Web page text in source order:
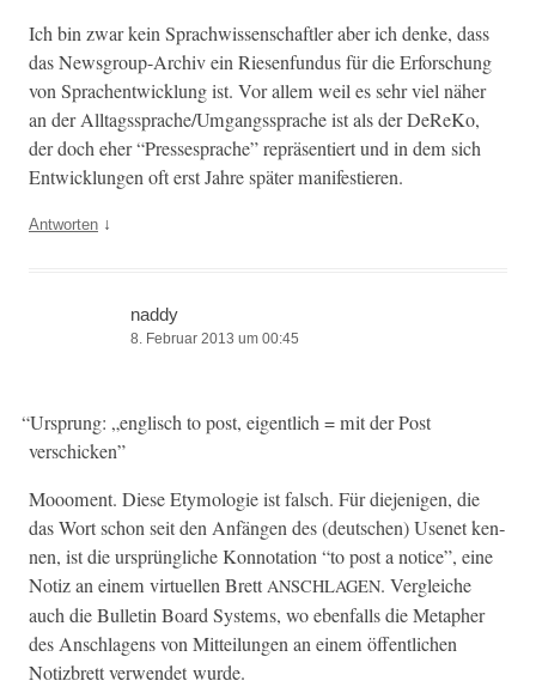
Ich bin zwar kein Sprach­wis­senschaftler aber ich denke, dass
das News­group-Archiv ein Riesen­fun­dus für die Erforschung
von Sprachen­twick­lung ist. Vor allem weil es sehr viel näher
an der Alltagssprache/Umgangssprache ist als der DeReKo,
der doch eher “Press­esprache” repräsen­tiert und in dem sich
Entwick­lun­gen oft erst Jahre später manifestieren.
Antworten ↓
naddy
8. Februar 2013 um 00:45
“Ursprung: „englisch to post, eigentlich = mit der Post
verschicken”
Mooo­ment. Diese Ety­molo­gie ist falsch. Für diejeni­gen, die
das Wort schon seit den Anfän­gen des (deutschen) Usenet ken­
nen, ist die ursprüngliche Kon­no­ta­tion “to post a notice”, eine
Notiz an einem virtuellen BrettANSCHLAGEN. Ver­gle­iche
auch die Bul­letin Board Sys­tems, wo eben­falls die Meta­pher
des Anschla­gens von Mit­teilun­gen an einem öffentlichen
Notizbrett ver­wen­det wurde.